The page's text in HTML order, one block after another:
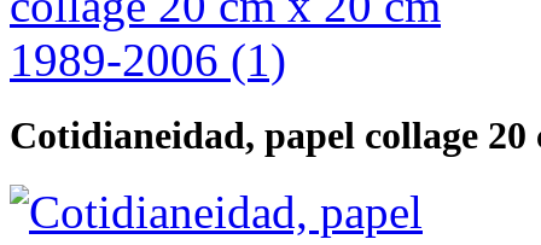
Cotidianeidad, papel collage 20